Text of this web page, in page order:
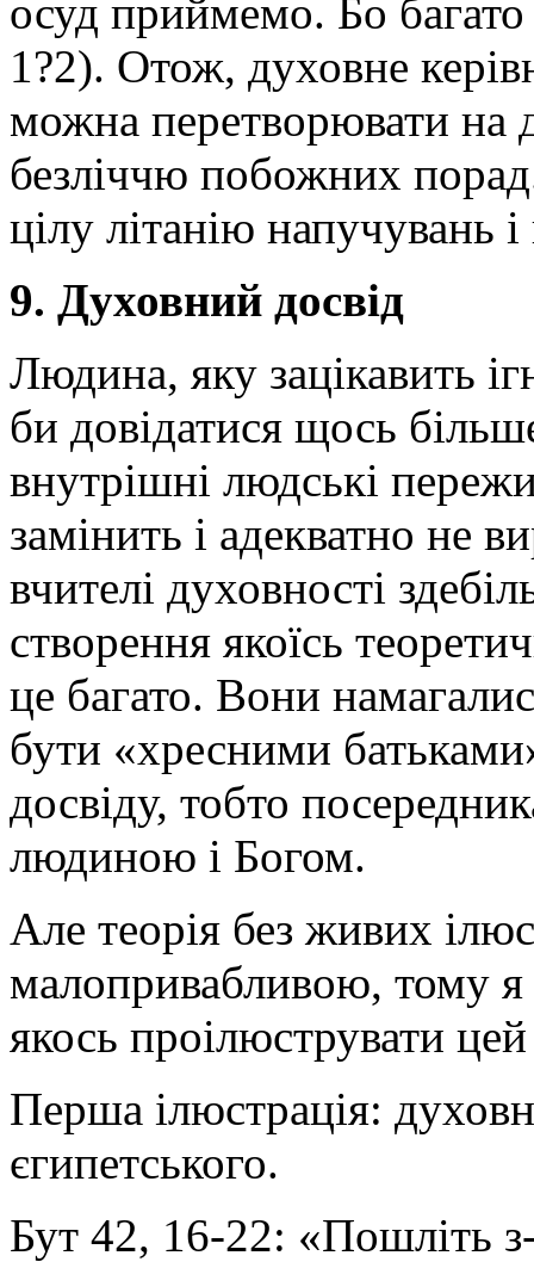
осуд приймемо. Бо
1?2). Отож, духовне
можна перетворювати на
безліччю побожних
цілу літанію напучувань
9. Духовний досвід
Людина, яку зацікавить
би довідатися щось
внутрішні людські
замінить і адекватно не
вчителі духовності
створення якоїсь
це багато. Вони
бути «хресними
досвіду, тобто
людиною і Богом.
Але теорія без живих
малопривабливою, тому
якось проілюструвати
Перша ілюстрація:
єгипетського.
Бут 42, 16-22: «Пошліть